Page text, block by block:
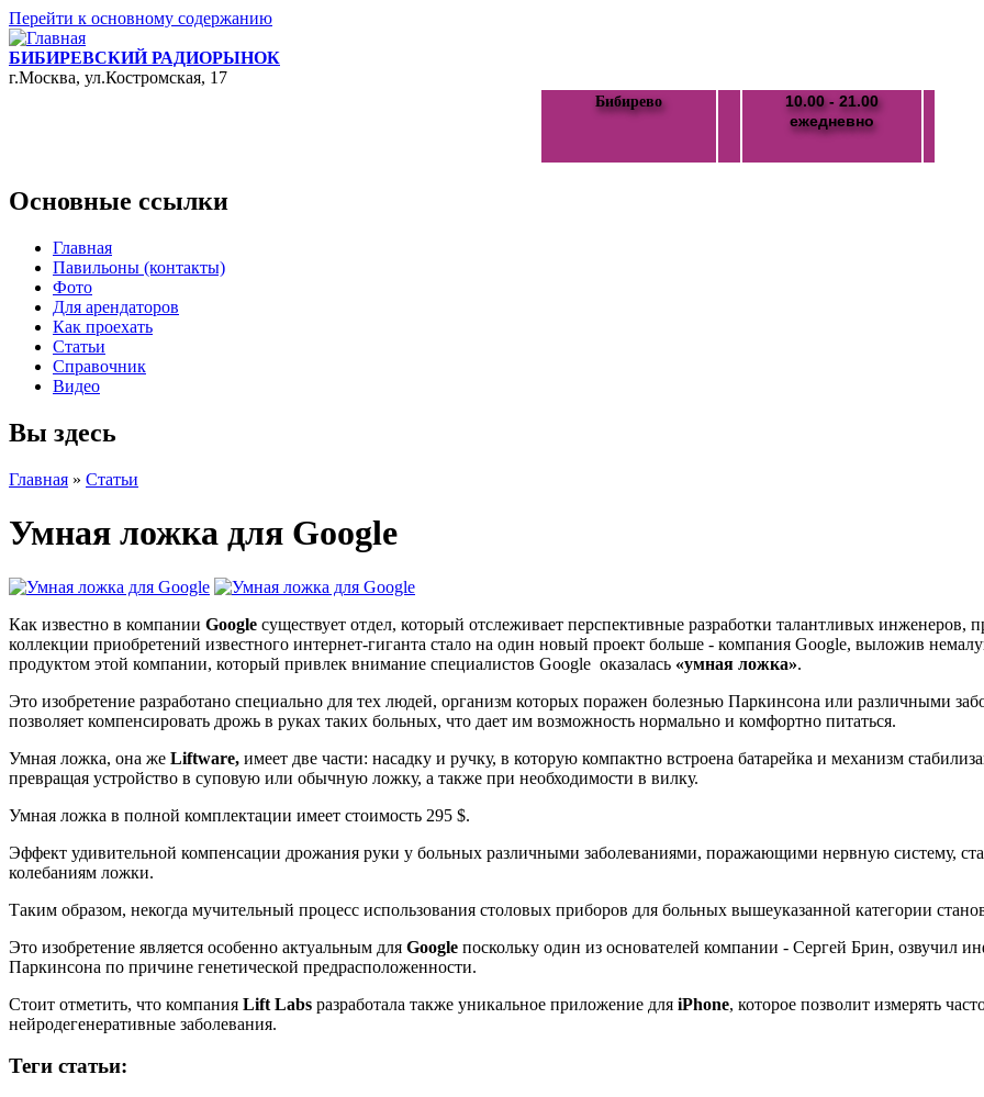
Перейти к основному содержанию
БИБИРЕВСКИЙ РАДИОРЫНОК
г.Москва, ул.Костромская, 17
Бибирево
10.00 - 21.00
ежедневно
Основные ссылки
Главная
Павильоны (контакты)
Фото
Для арендаторов
Как проехать
Статьи
Справочник
Видео
Вы здесь
Главная » Статьи
Умная ложка для Google
Как известно в компании Google существует отдел, который отслеживает перспективные разработки талантливых инженеров,
коллекции приобретений известного интернет-гиганта стало на один новый проект больше - компания Google, выложив
продуктом этой компании, который привлек внимание специалистов Google оказалась «умная ложка».
Это изобретение разработано специально для тех людей, организм которых поражен болезнью Паркинсона или различными
позволяет компенсировать дрожь в руках таких больных, что дает им возможность нормально и комфортно питаться.
Умная ложка, она же Liftware, имеет две части: насадку и ручку, в которую компактно встроена батарейка и механизм
превращая устройство в суповую или обычную ложку, а также при необходимости в вилку.
Умная ложка в полной комплектации имеет стоимость 295 $.
Эффект удивительной компенсации дрожания руки у больных различными заболеваниями, поражающими нервную систему,
колебаниям ложки.
Таким образом, некогда мучительный процесс использования столовых приборов для больных вышеуказанной категории
Это изобретение является особенно актуальным для Google поскольку один из основателей компании - Сергей Брин, озвучил
Паркинсона по причине генетической предрасположенности.
Стоит отметить, что компания Lift Labs разработала также уникальное приложение для iPhone, которое позволит измерять
нейродегенеративные заболевания.
Теги статьи: